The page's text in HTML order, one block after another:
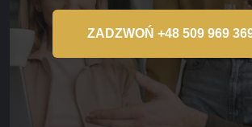
ZADZWOŃ +48 509 969